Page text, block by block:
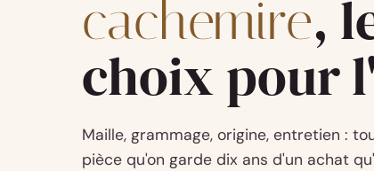
cachemire,
choix pour
Maille, grammage, origine, entretien :
pièce qu'on garde dix ans d'un achat